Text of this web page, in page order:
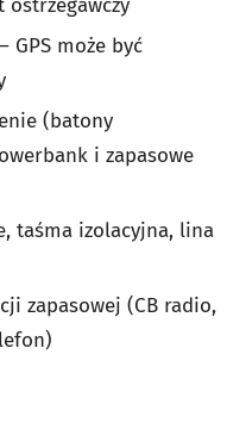
ostrzegawczy
GPS może być
(batony
i zapasowe
taśma izolacyjna, lina
zapasowej (CB radio,